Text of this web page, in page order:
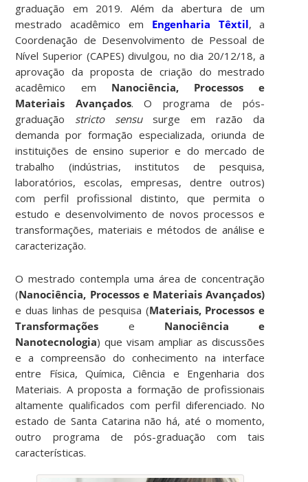
graduação em 2019. Além da abertura de um
mestrado acadêmico em Engenharia Têxtil, a
Coordenação de Desenvolvimento de Pessoal de
Nível Superior (CAPES) divulgou, no dia 20/12/18, a
aprovação da proposta de criação do mestrado
acadêmico em Nanociência, Processos e
Materiais Avançados. O programa de pós-
graduação stricto sensusurge em razão da
demanda por formação especializada, oriunda de
instituições de ensino superior e do mercado de
trabalho (indústrias, institutos de pesquisa,
laboratórios, escolas, empresas, dentre outros)
com perfil profissional distinto, que permita o
estudo e desenvolvimento de novos processos e
transformações, materiais e métodos de análise e
caracterização.
O mestrado contempla uma área de concentração
(Nanociência, Processos e Materiais Avançados)
e duas linhas de pesquisa (Materiais, Processos e
Transformações e Nanociência e
Nanotecnologia) que visam ampliar as discussões
e a compreensão do conhecimento na interface
entre Física, Química, Ciência e Engenharia dos
Materiais. A proposta a formação de profissionais
altamente qualificados com perfil diferenciado. No
estado de Santa Catarina não há, até o momento,
outro programa de pós-graduação com tais
características.